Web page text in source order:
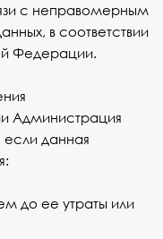
с неправомерным
в соответствии
Федерации.
Администрация
если данная
до ее утраты или